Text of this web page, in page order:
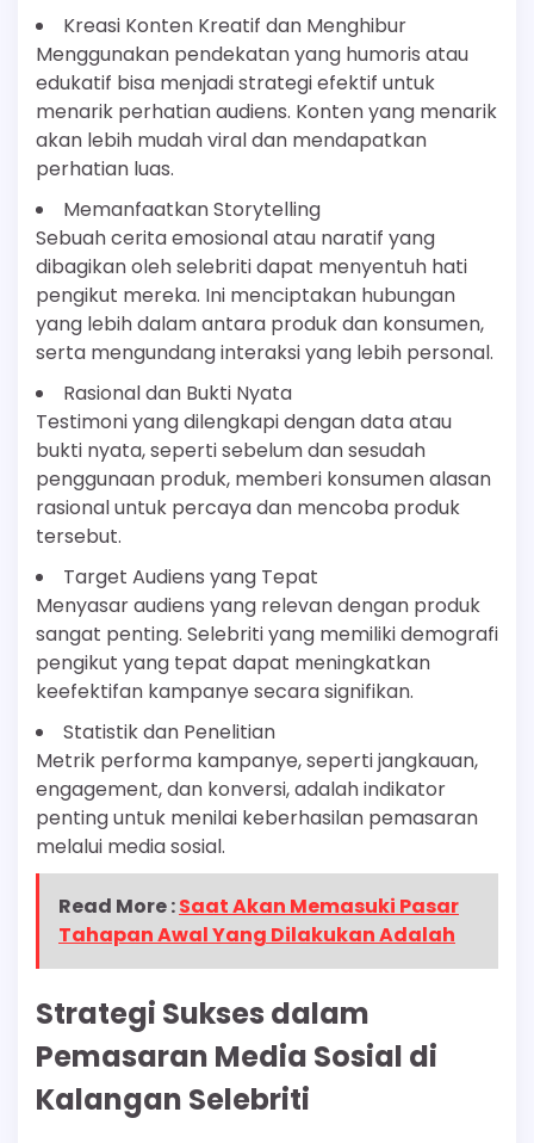
Kreasi Konten Kreatif dan Menghibur
Menggunakan pendekatan yang humoris atau
edukatif bisa menjadi strategi efektif untuk
menarik perhatian audiens. Konten yang menarik
akan lebih mudah viral dan mendapatkan
perhatian luas.
Memanfaatkan Storytelling
Sebuah cerita emosional atau naratif yang
dibagikan oleh selebriti dapat menyentuh hati
pengikut mereka. Ini menciptakan hubungan
yang lebih dalam antara produk dan konsumen,
serta mengundang interaksi yang lebih personal.
Rasional dan Bukti Nyata
Testimoni yang dilengkapi dengan data atau
bukti nyata, seperti sebelum dan sesudah
penggunaan produk, memberi konsumen alasan
rasional untuk percaya dan mencoba produk
tersebut.
Target Audiens yang Tepat
Menyasar audiens yang relevan dengan produk
sangat penting. Selebriti yang memiliki demografi
pengikut yang tepat dapat meningkatkan
keefektifan kampanye secara signifikan.
Statistik dan Penelitian
Metrik performa kampanye, seperti jangkauan,
engagement, dan konversi, adalah indikator
penting untuk menilai keberhasilan pemasaran
melalui media sosial.
Read More :Saat Akan Memasuki Pasar
Tahapan Awal Yang Dilakukan Adalah
Strategi Sukses dalam
Pemasaran Media Sosial di
Kalangan Selebriti